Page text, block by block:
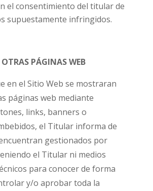
el consentimiento del titular de
supuestamente infringidos.
PÁGINAS WEB
en el Sitio Web se mostraran
páginas web mediante
links, banners o
el Titular informa de
gestionados por
el Titular ni medios
para conocer de forma
y/o aprobar toda la